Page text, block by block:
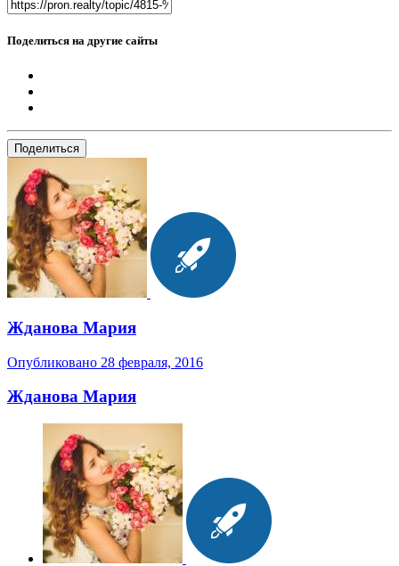
Поделиться на другие сайты
Поделиться
Жданова Мария
Опубликовано 28 февраля, 2016
Жданова Мария